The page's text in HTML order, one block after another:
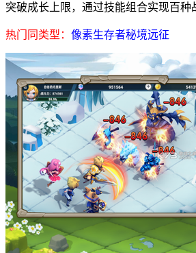
突破成长上限，通过技能组合实现百种
热门同类型： 像素生存者秘境远征